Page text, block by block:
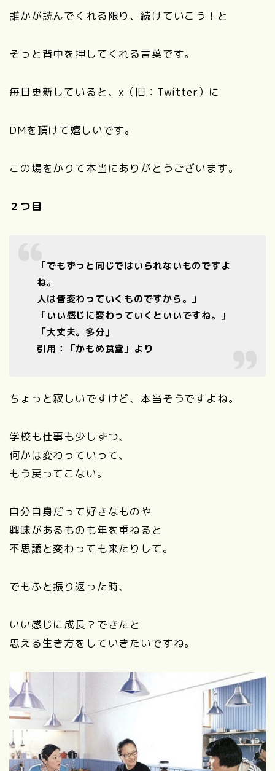
誰かが読んでくれる限り、続けていこう！と
そっと背中を押してくれる言葉です。
毎日更新していると、x（旧：Twitter）に
DMを頂けて嬉しいです。
この場をかりて本当にありがとうございます。
２つ目
「でもずっと同じではいられないものですよ
ね。
人は皆変わっていくものですから。」
「いい感じに変わっていくといいですね。」
「大丈夫。多分」
引用：「かもめ食堂」より
ちょっと寂しいですけど、本当そうですよね。
学校も仕事も少しずつ、
何かは変わっていって、
もう戻ってこない。
自分自身だって好きなものや
興味があるものも年を重ねると
不思議と変わっても来たりして。
でもふと振り返った時、
いい感じに成長？できたと
思える生き方をしていきたいですね。